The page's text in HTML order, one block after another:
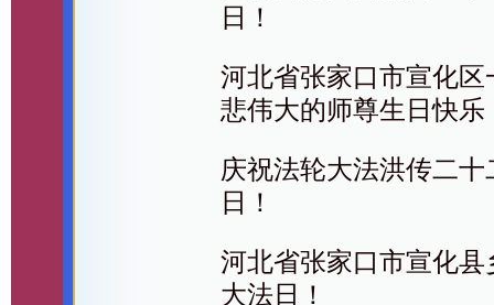
日！
河北省张家口市宣化
悲伟大的师尊生日快乐
庆祝法轮大法洪传二
日！
河北省张家口市宣化
大法日！